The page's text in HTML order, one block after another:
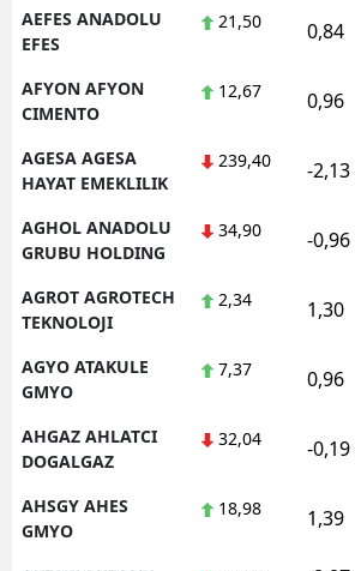
AEFES ANADOLU
EFES
21,50 0,84
AFYON AFYON
CIMENTO
12,67 0,96
AGESA AGESA
HAYAT EMEKLILIK
239,40 -2,13
AGHOL ANADOLU
GRUBU HOLDING
34,90 -0,96
AGROT AGROTECH
TEKNOLOJI
2,34 1,30
AGYO ATAKULE
GMYO
7,37 0,96
AHGAZ AHLATCI
DOGALGAZ
32,04 -0,19
AHSGY AHES
GMYO
18,98 1,39